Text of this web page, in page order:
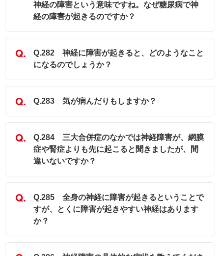
神経の障害という意味ですね。なぜ糖尿病で神
経の障害が起きるのですか？
Q.282 神経に障害が起きると、どのようなこと
になるのでしょうか？
Q.283 気が病んだりもしますか？
Q.284 三大合併症のなかでは神経障害が、網膜
症や腎症よりも先に起こると聞きましたが、間
違いないですか？
Q.285 全身の神経に障害が起きるということで
すが、とくに障害が起きやすい神経はあります
か？